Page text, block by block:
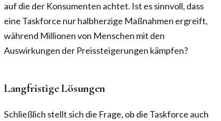
auf die der Konsumenten achtet. Ist es sinnvoll, dass
eine Taskforce nur halbherzige Maßnahmen ergreift,
während Millionen von Menschen mit den
Auswirkungen der Preissteigerungen kämpfen?
Langfristige Lösungen
Schließlich stellt sich die Frage, ob die Taskforce auch